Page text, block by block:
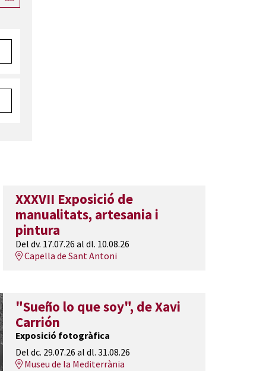
XXXVII Exposició de
manualitats, artesania i
pintura
Del dv. 17.07.26 al dl. 10.08.26
Capella de Sant Antoni
"Sueño lo que soy", de Xavi
Carrión
Exposició fotogràfica
Del dc. 29.07.26 al dl. 31.08.26
Museu de la Mediterrània